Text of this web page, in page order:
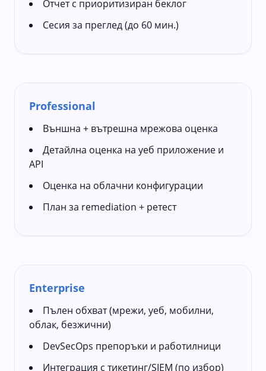
Отчет с приоритизиран беклог
Сесия за преглед (до 60 мин.)
Professional
Външна + вътрешна мрежова оценка
Детайлна оценка на уеб приложение и
API
Оценка на облачни конфигурации
План за remediation + ретест
Enterprise
Пълен обхват (мрежи, уеб, мобилни,
облак, безжични)
DevSecOps препоръки и работилници
Интеграция с тикетинг/SIEM (по избор)